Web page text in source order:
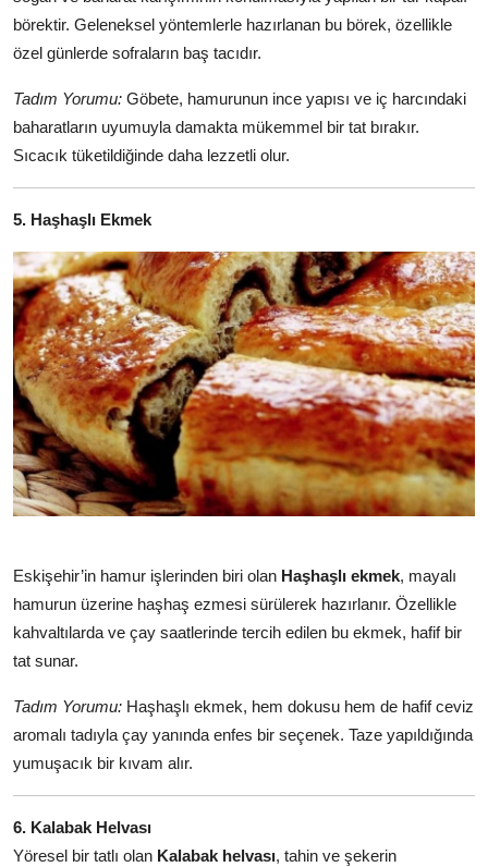
börektir. Geleneksel yöntemlerle hazırlanan bu börek, özellikle
özel günlerde sofraların baş tacıdır.
Tadım Yorumu: Göbete, hamurunun ince yapısı ve iç harcındaki
baharatların uyumuyla damakta mükemmel bir tat bırakır.
Sıcacık tüketildiğinde daha lezzetli olur.
5. Haşhaşlı Ekmek
Eskişehir’in hamur işlerinden biri olan Haşhaşlı ekmek, mayalı
hamurun üzerine haşhaş ezmesi sürülerek hazırlanır. Özellikle
kahvaltılarda ve çay saatlerinde tercih edilen bu ekmek, hafif bir
tat sunar.
Tadım Yorumu: Haşhaşlı ekmek, hem dokusu hem de hafif ceviz
aromalı tadıyla çay yanında enfes bir seçenek. Taze yapıldığında
yumuşacık bir kıvam alır.
6. Kalabak Helvası
Yöresel bir tatlı olan Kalabak helvası, tahin ve şekerin